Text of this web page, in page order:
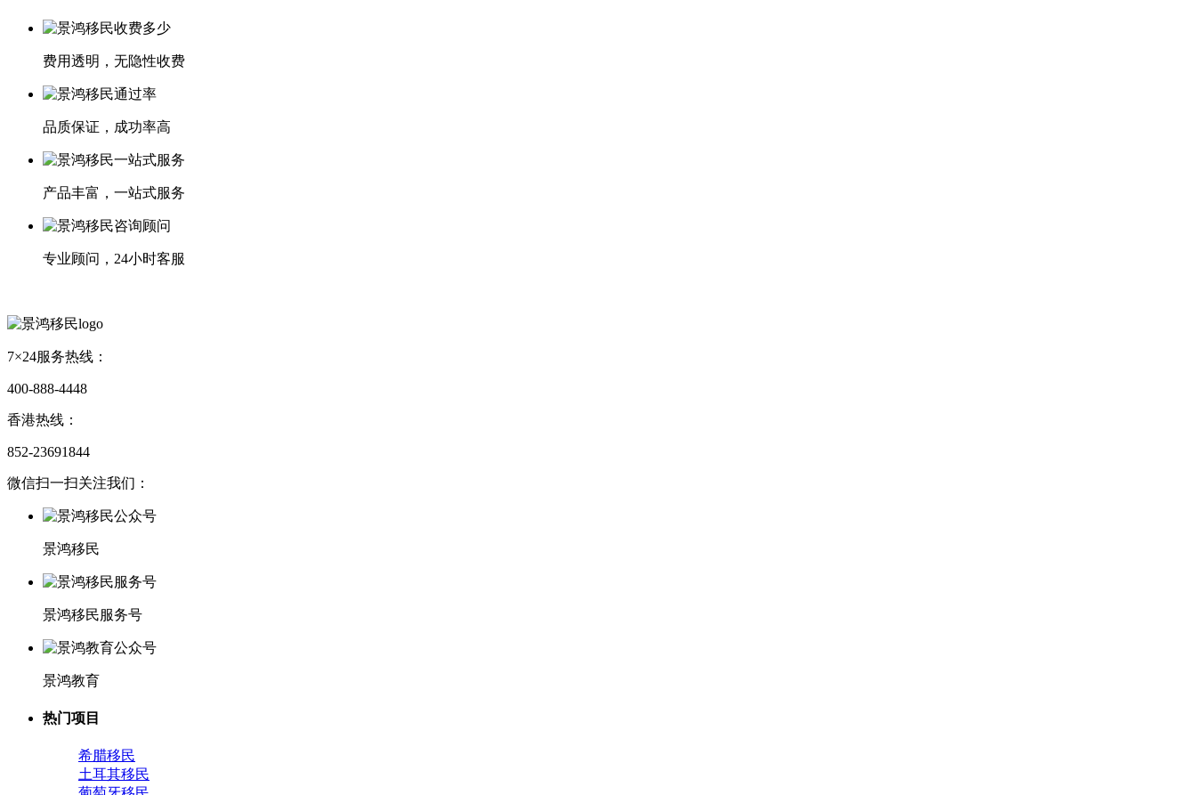
费用透明，无隐性收费
品质保证，成功率高
产品丰富，一站式服务
专业顾问，24小时客服
7×24服务热线：
400-888-4448
香港热线：
852-23691844
微信扫一扫关注我们：
景鸿移民
景鸿移民服务号
景鸿教育
热门项目
希腊移民
土耳其移民